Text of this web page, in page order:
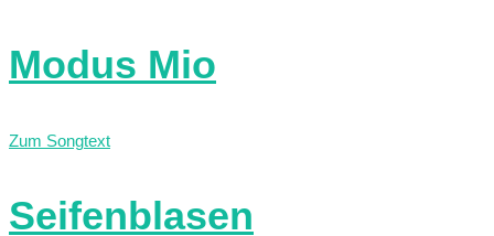
Modus Mio
Zum Songtext
Seifenblasen